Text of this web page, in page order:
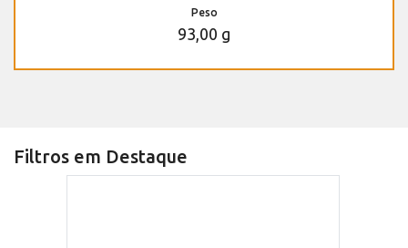
Peso
93,00 g
Filtros em Destaque